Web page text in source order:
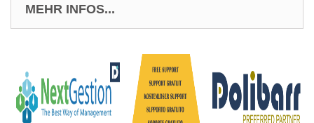
MEHR INFOS...